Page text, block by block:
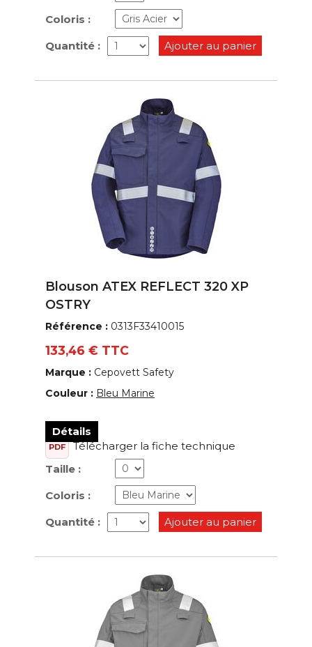
Coloris :
Quantité : Ajouter au panier
Blouson ATEX REFLECT 320 XP
OSTRY
Référence : 0313F33410015
133,46 € TTC
Marque : Cepovett Safety
Couleur : Bleu Marine
Détails
PDF
Télécharger la fiche technique
Taille :
Coloris :
Quantité : Ajouter au panier